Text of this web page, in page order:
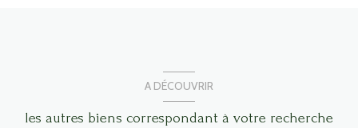
A DÉCOUVRIR
les autres biens correspondant à votre recherche